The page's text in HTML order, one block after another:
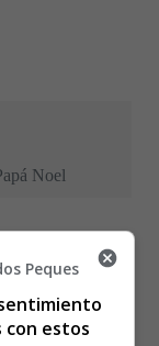
Noel
118 -
Peques
con estos